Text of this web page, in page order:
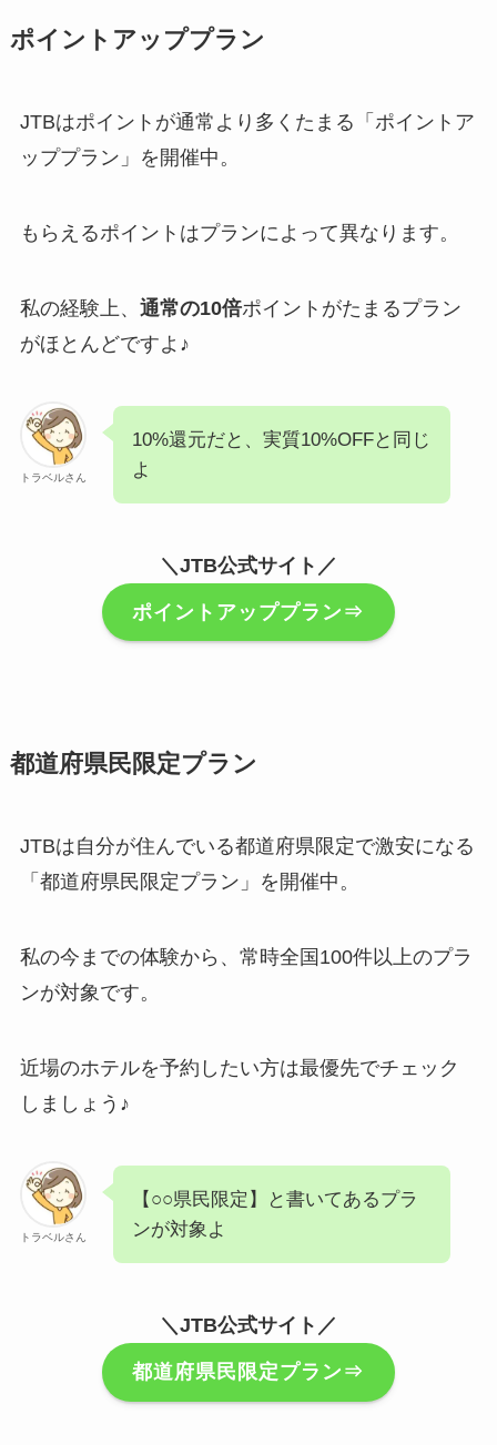
ポイントアッププラン
JTBはポイントが通常より多くたまる「ポイントア
ッププラン」を開催中。
もらえるポイントはプランによって異なります。
私の経験上、 通常の10倍ポイントがたまるプラン
がほとんどですよ♪
トラベルさん
10%還元だと、実質10%OFFと同じ
よ
＼JTB公式サイト／
ポイントアッププラン⇒
都道府県民限定プラン
JTBは自分が住んでいる都道府県限定で激安になる
「都道府県民限定プラン」を開催中。
私の今までの体験から、常時全国100件以上のプラ
ンが対象です。
近場のホテルを予約したい方は最優先でチェック
しましょう♪
トラベルさん
【○○県民限定】と書いてあるプラ
ンが対象よ
＼JTB公式サイト／
都道府県民限定プラン⇒